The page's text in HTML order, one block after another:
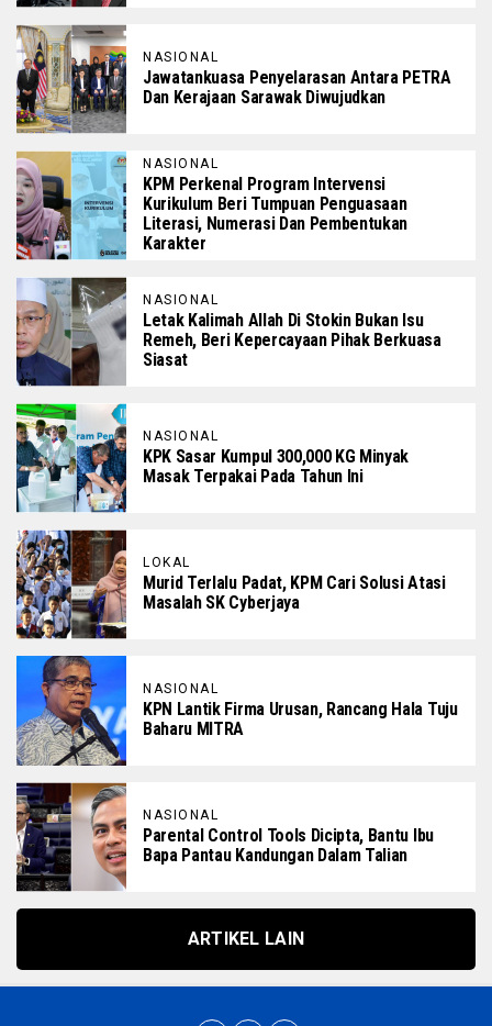
NASIONAL
Jawatankuasa Penyelarasan Antara PETRA
Dan Kerajaan Sarawak Diwujudkan
NASIONAL
KPM Perkenal Program Intervensi
Kurikulum Beri Tumpuan Penguasaan
Literasi, Numerasi Dan Pembentukan
Karakter
NASIONAL
Letak Kalimah Allah Di Stokin Bukan Isu
Remeh, Beri Kepercayaan Pihak Berkuasa
Siasat
NASIONAL
KPK Sasar Kumpul 300,000 KG Minyak
Masak Terpakai Pada Tahun Ini
LOKAL
Murid Terlalu Padat, KPM Cari Solusi Atasi
Masalah SK Cyberjaya
NASIONAL
KPN Lantik Firma Urusan, Rancang Hala Tuju
Baharu MITRA
NASIONAL
Parental Control Tools Dicipta, Bantu Ibu
Bapa Pantau Kandungan Dalam Talian
ARTIKEL LAIN